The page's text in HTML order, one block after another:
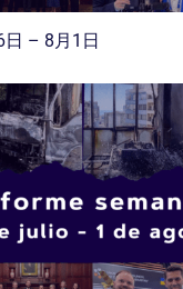
– 8月1日